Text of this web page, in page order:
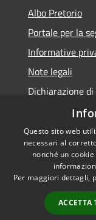
Albo Pretorio
Portale per la
Informative
Note legali
Dichiarazione
Segnalazioni
RSS
Accessibilità
Questo sito web
necessari al
nonché un
Per maggiori dettagli,
ACCETTA